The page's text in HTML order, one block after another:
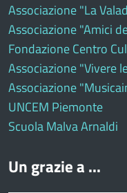
Associazione "La
Associazione "Amici
Fondazione Centro
Associazione "Vivere
Associazione
UNCEM Piemonte
Scuola Malva Arnaldi
Un grazie a ...